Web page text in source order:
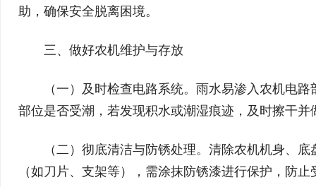
助，确保安全脱离困境。
三、做好农机维护与存放
（一）及时检查电路系统。雨水易渗入农机电
部位是否受潮，若发现积水或潮湿痕迹，及时擦干
（二）彻底清洁与防锈处理。清除农机机身、
（如刀片、支架等），需涂抹防锈漆进行保护，防